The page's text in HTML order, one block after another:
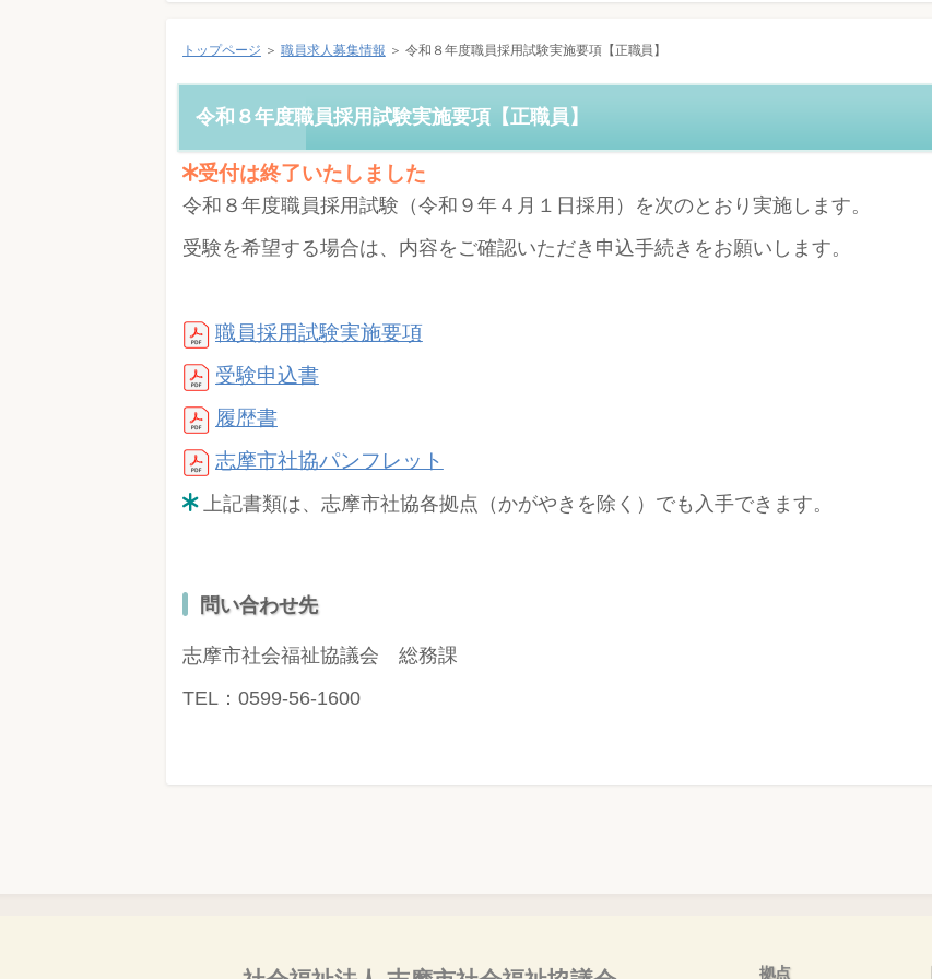
トップページ ＞ 職員求人募集情報 ＞ 令和８年度職員採用試験実施要項【正職員】
令和８年度職員採用試験実施要項【正職員】
受付は終了いたしました
令和８年度職員採用試験（令和９年４月１日採用）を次のとおり実施します。
受験を希望する場合は、内容をご確認いただき申込手続きをお願いします。
職員採用試験実施要項
受験申込書
履歴書
志摩市社協パンフレット
上記書類は、志摩市社協各拠点（かがやきを除く）でも入手できます。
問い合わせ先
志摩市社会福祉協議会 総務課
TEL：0599-56-1600
拠点